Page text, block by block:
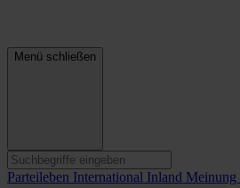
Menü schließen
Parteileben International Inland Meinung